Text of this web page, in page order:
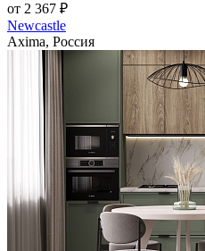
от 2 367 ₽
Newcastle
Axima, Россия